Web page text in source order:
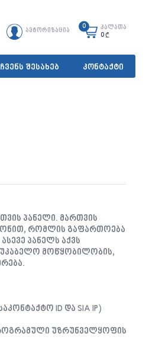
ავტორიზაცია
0
კალათა
0₾
ჩვენს შესახებ კონტაქტი
პანელი. მართვის
რომლის გაფართოება
პანელს აქვს
მოწყობილობის,
ID და SIA IP)
უზრუნველყოფის